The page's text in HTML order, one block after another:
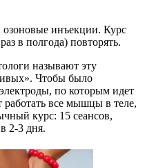
инъекции. Курс
в полгода) повторять.
называют эту
Чтобы было
по которым идет
работать все мышцы в теле,
курс: 15 сеансов,
2-3 дня.